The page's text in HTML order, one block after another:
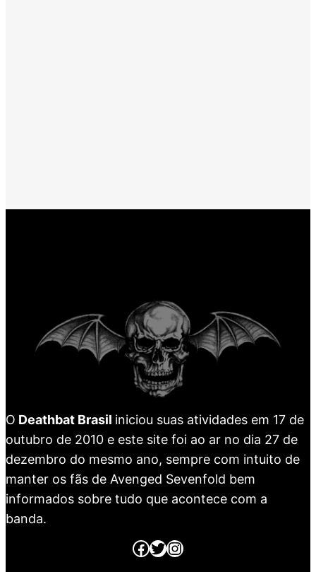
O Deathbat Brasil iniciou suas atividades em 17 de
outubro de 2010 e este site foi ao ar no dia 27 de
dezembro do mesmo ano, sempre com intuito de
manter os fãs de Avenged Sevenfold bem
informados sobre tudo que acontece com a
banda.
Página no Facebook
Página no Twitter
Página no Instagram